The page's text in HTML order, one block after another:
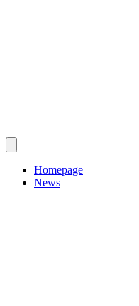
Homepage
News